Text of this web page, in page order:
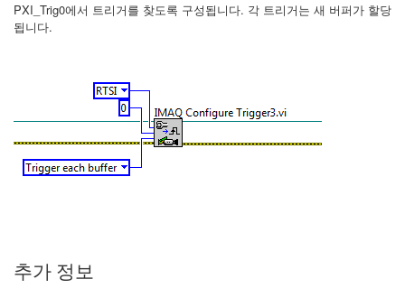
PXI_Trig0에서 트리거를 찾도록 구성됩니다. 각 트리거는 새 버퍼가 할당
됩니다.
추가 정보